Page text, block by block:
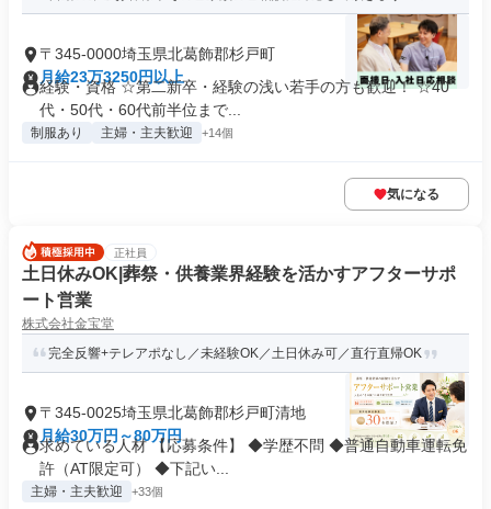
〒345-0000埼玉県北葛飾郡杉戸町
月給23万3250円以上
経験・資格 ☆第二新卒・経験の浅い若手の方も歓迎！ ☆40
代・50代・60代前半位まで...
制服あり 主婦・主夫歓迎 +14個
気になる
正社員
土日休みOK|葬祭・供養業界経験を活かすアフターサポ
ート営業
株式会社金宝堂
完全反響+テレアポなし／未経験OK／土日休み可／直行直帰OK
〒345-0025埼玉県北葛飾郡杉戸町清地
月給30万円～80万円
求めている人材 【応募条件】 ◆学歴不問 ◆普通自動車運転免
許（AT限定可） ◆下記い...
主婦・主夫歓迎 +33個